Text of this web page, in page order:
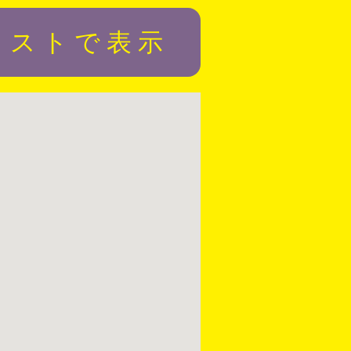
ストで表示